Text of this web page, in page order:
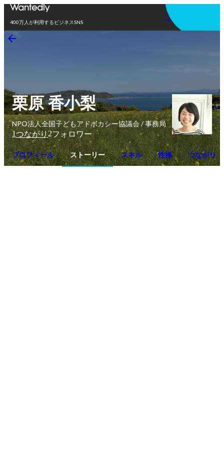
400万人が利用するビジネスSNS
アプリを使う
栗原 香小梨
NPO法人全国子どもアドボカシー協議会 / 事務局
1つながり2フォロワー
プロフィール ストーリー スキル 性格 つながり